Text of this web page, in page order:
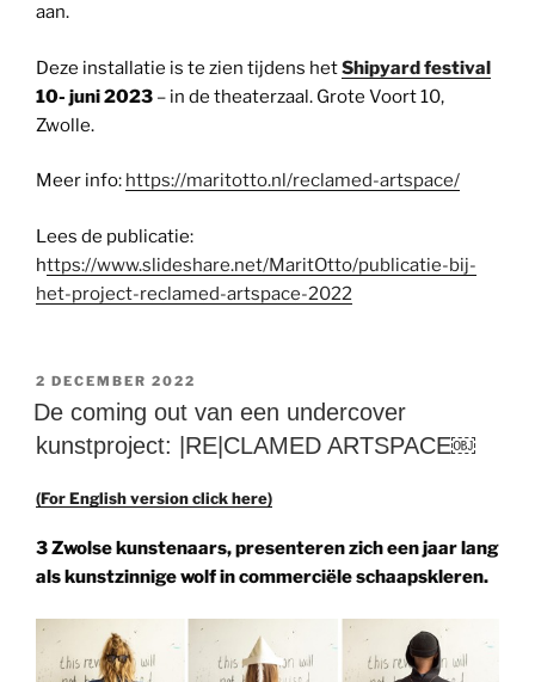
aan.
Deze installatie is te zien tijdens hetShipyard festival
10- juni 2023 – in de theaterzaal. Grote Voort 10,
Zwolle.
Meer info: https://maritotto.nl/reclamed-artspace/
Lees de publicatie:
https://www.slideshare.net/MaritOtto/publicatie-bij-
het-project-reclamed-artspace-2022
GEPLAATST
OP
2 DECEMBER 2022
De coming out van een undercover
kunstproject: |RE|CLAMED ARTSPACE￼
(For English version click here)
3 Zwolse kunstenaars, presenteren zich een jaar lang
als kunstzinnige wolf in commerciële schaapskleren.